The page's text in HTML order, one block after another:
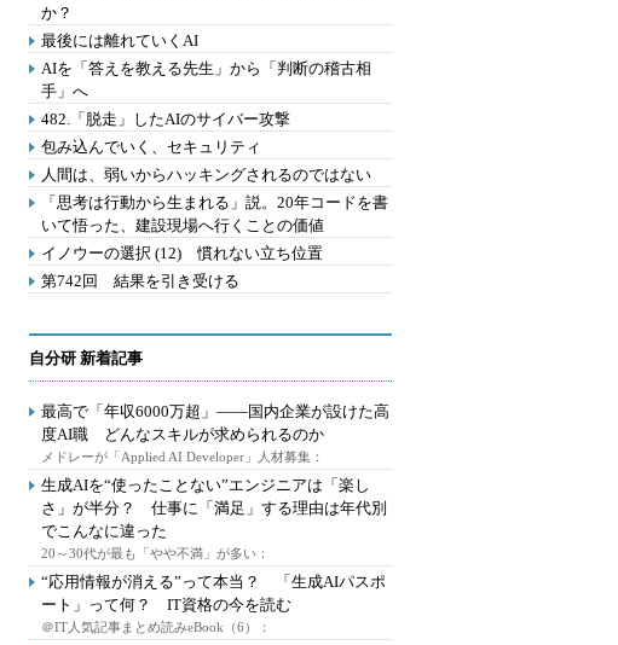
か？
最後には離れていくAI
AIを「答えを教える先生」から「判断の稽古相
手」へ
482.「脱走」したAIのサイバー攻撃
包み込んでいく、セキュリティ
人間は、弱いからハッキングされるのではない
「思考は行動から生まれる」説。20年コードを書
いて悟った、建設現場へ行くことの価値
イノウーの選択 (12) 慣れない立ち位置
第742回 結果を引き受ける
自分研 新着記事
最高で「年収6000万超」――国内企業が設けた高
度AI職 どんなスキルが求められるのか
メドレーが「Applied AI Developer」人材募集：
生成AIを“使ったことない”エンジニアは「楽し
さ」が半分？ 仕事に「満足」する理由は年代別
でこんなに違った
20～30代が最も「やや不満」が多い：
“応用情報が消える”って本当？ 「生成AIパスポ
ート」って何？ IT資格の今を読む
＠IT人気記事まとめ読みeBook（6）：